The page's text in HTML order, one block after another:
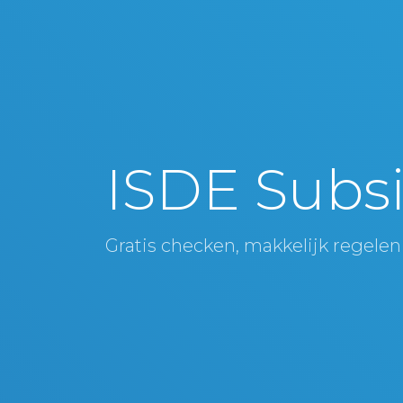
ISDE
Gratis checken, makkelijk regelen